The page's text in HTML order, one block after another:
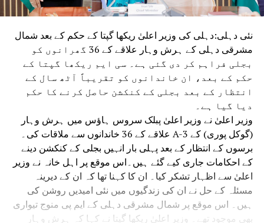
نئی دہلی:دہلی کی وزیر اعلیٰ ریکھا گپتا کے حکم کے بعد شمال
مشرقی دہلی کے ہرش وہار علاقے کے 36 گھرانوں کو
بجلی فراہم کر دی گئی ہے۔ سی ایم ریکھا گپتا کے
حکم کے بعد، ان خاندانوں کو تقریباً آٹھ سال کے
انتظار کے بعد بجلی کے کنکشن حاصل کرنے کا حکم
دیا گیا ہے۔
وزیر اعلیٰ نے وزیر اعلیٰ پبلک سروس ہاؤس میں ہرش وہار
(گوکل پوری) کے A-3 علاقے کے 36 خاندانوں سے ملاقات کی۔
برسوں کے انتظار کے بعد پہلی بار انہیں بجلی کے کنکشن دینے
کے احکامات جاری کیے گئے ہیں۔اس موقع پر اہل خانہ نے وزیر
اعلیٰ سے اظہار تشکر کیا۔ ان کا کہنا تھا کہ ان کے دیرینہ
مسئلہ کے حل نے ان کی زندگیوں میں نئی امیدیں روشن کی
ہیں۔ اس موقع پر شمال مشرقی دہلی کے ایم پی منوج تیواری
بھی موجود تھے۔ وزیر اعلیٰ ریکھا گپتا نے کہا کہ ہرش وہار